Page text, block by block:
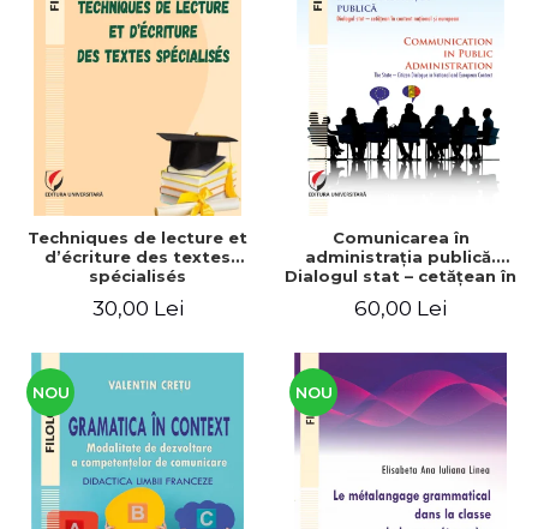
Techniques de lecture et
d’écriture des textes
spécialisés
30,00 Lei
Comunicarea în
administraţia publică.
Dialogul stat – cetăţean în
european / Communication
The state-citizen dialogue
in national and European
context
60,00 Lei
NOU NOU